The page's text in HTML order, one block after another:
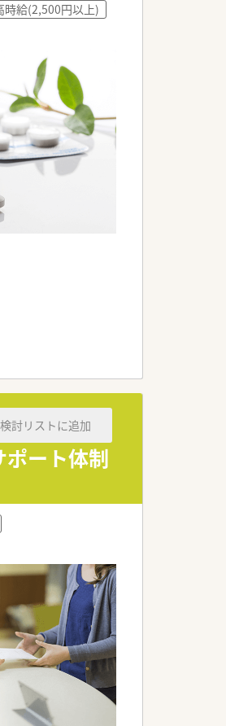
時給(2,500円以上)
ポート体制
検討リストに追加